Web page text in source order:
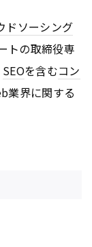
ドソーシング
トの取締役専
SEOを含むコン
業界に関する